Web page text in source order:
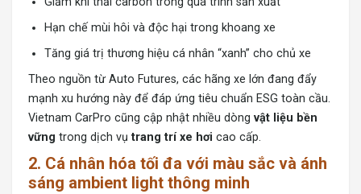
Hạn chế mùi hôi và độc hại trong khoang xe
Tăng giá trị thương hiệu cá nhân “xanh” cho chủ xe
Theo nguồn từ Auto Futures, các hãng xe lớn đang đẩy
mạnh xu hướng này để đáp ứng tiêu chuẩn ESG toàn cầu.
Vietnam CarPro cũng cập nhật nhiều dòng vật liệu bền
vững trong dịch vụtrang trí xe hơi cao cấp.
2. Cá nhân hóa tối đa với màu sắc và ánh
sáng ambient light thông minh